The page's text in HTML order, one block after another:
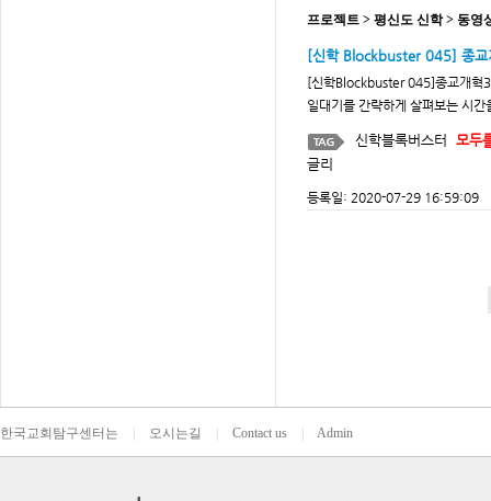
프로젝트 > 평신도 신학 > 동영
[신학 Blockbuster 045] 종교
[신학Blockbuster 045]종교개혁
일대기를 간략하게 살펴보는 시
신학블록버스터
모두
글리
등록일: 2020-07-29 16:59:09
한국교회탐구센터는 오시는길 Contact us Admin